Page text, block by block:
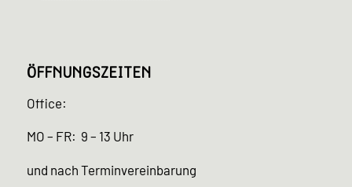
ÖFFNUNGSZEITEN
Office:
MO – FR: 9 – 13 Uhr
und nach Terminvereinbarung